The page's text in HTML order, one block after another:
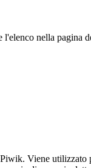
l'elenco nella pagina
Viene